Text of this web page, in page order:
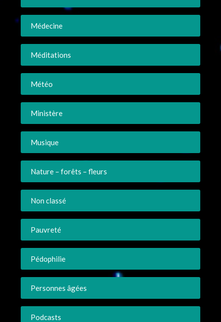
Médecine
Méditations
Météo
Ministère
Musique
Nature – forêts – fleurs
Non classé
Pauvreté
Pédophilie
Personnes âgées
Podcasts